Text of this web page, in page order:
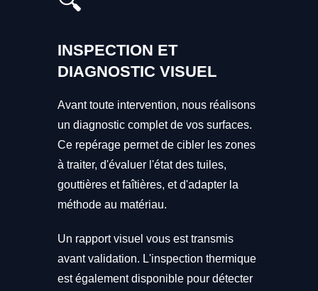
INSPECTION ET
DIAGNOSTIC VISUEL
Avant toute intervention, nous réalisons
un diagnostic complet de vos surfaces.
Ce repérage permet de cibler les zones
à traiter, d'évaluer l'état des tuiles,
gouttières et faîtières, et d'adapter la
méthode au matériau.
Un rapport visuel vous est transmis
avant validation. L'inspection thermique
est également disponible pour détecter